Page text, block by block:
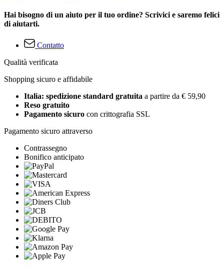
Hai bisogno di un aiuto per il tuo ordine? Scrivici e saremo felici
di aiutarti.
Contatto
Qualità verificata
Shopping sicuro e affidabile
Italia: spedizione standard gratuita a partire da € 59,90
Reso gratuito
Pagamento sicuro con crittografia SSL
Pagamento sicuro attraverso
Contrassegno
Bonifico anticipato